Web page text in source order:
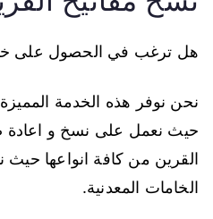
هل ترغب في الحصول على
نحن نوفر هذه الخدمة
حيث نعمل على نسخ و اعادة
القرين من كافة انواعها
الخامات المعدنية.